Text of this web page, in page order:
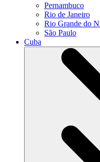
Pernambuco
Rio de Janeiro
Rio Grande do
São Paulo
Cuba